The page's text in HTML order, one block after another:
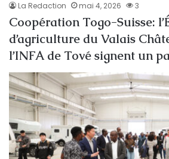
La Redaction mai 4, 2026 3
Coopération Togo-Suisse:
d’agriculture du Valais
l’INFA de Tové signent un